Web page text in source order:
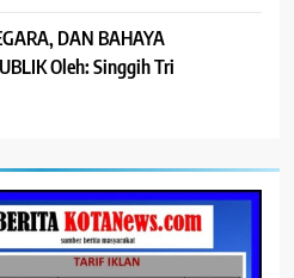
DAN BAHAYA
Oleh: Singgih Tri